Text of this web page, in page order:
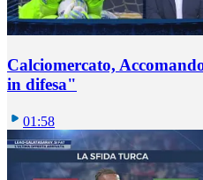
Calciomercato,
in difesa"
01:58